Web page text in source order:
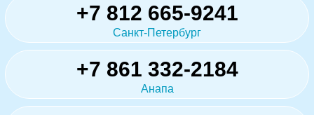
+7 812 665-9241
Санкт-Петербург
+7 861 332-2184
Анапа